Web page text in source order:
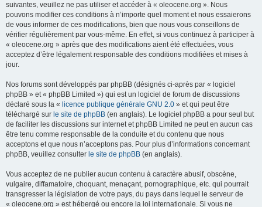
suivantes, veuillez ne pas utiliser et accéder à « oleocene.org ». Nous
pouvons modifier ces conditions à n’importe quel moment et nous essaierons
de vous informer de ces modifications, bien que nous vous conseillons de
vérifier régulièrement par vous-même. En effet, si vous continuez à participer à
« oleocene.org » après que des modifications aient été effectuées, vous
acceptez d’être légalement responsable des conditions modifiées et mises à
jour.
Nos forums sont développés par phpBB (désignés ci-après par « logiciel
phpBB » et « phpBB Limited ») qui est un logiciel de forum de discussions
déclaré sous la « licence publique générale GNU 2.0 » et qui peut être
téléchargé sur le site de phpBB (en anglais). Le logiciel phpBB a pour seul but
de faciliter les discussions sur internet et phpBB Limited ne peut en aucun cas
être tenu comme responsable de la conduite et du contenu que nous
acceptons et que nous n’acceptons pas. Pour plus d’informations concernant
phpBB, veuillez consulter le site de phpBB (en anglais).
Vous acceptez de ne publier aucun contenu à caractère abusif, obscène,
vulgaire, diffamatoire, choquant, menaçant, pornographique, etc. qui pourrait
transgresser la législation de votre pays, du pays dans lequel le serveur de
« oleocene.org » est hébergé ou encore la loi internationale. Si vous ne